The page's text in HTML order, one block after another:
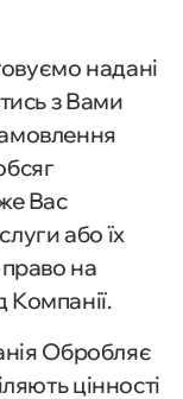
надані
з Вами
Вас
або їх
на
Обробляє
цінності